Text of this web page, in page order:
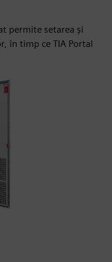
permite setarea și
în timp ce TIA Portal